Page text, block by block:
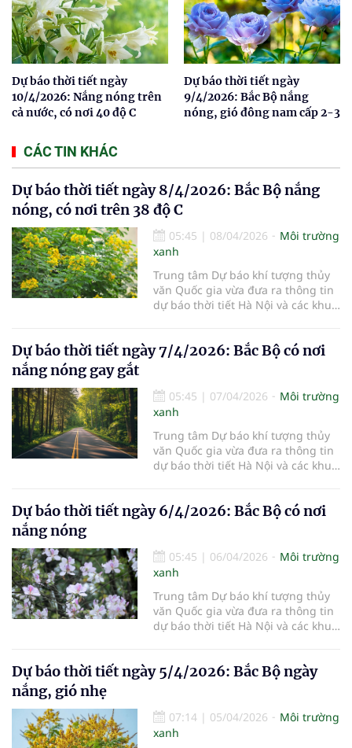
Dự báo thời tiết ngày
10/4/2026: Nắng nóng trên
cả nước, có nơi 40 độ C
Dự báo thời tiết ngày
9/4/2026: Bắc Bộ nắng
nóng, gió đông nam cấp 2-3
CÁC TIN KHÁC
Dự báo thời tiết ngày 8/4/2026: Bắc Bộ nắng
nóng, có nơi trên 38 độ C
05:45 | 08/04/2026
Môi trường
xanh
Trung tâm Dự báo khí tượng thủy
văn Quốc gia vừa đưa ra thông tin
dự báo thời tiết Hà Nội và các khu
Dự báo thời tiết ngày 7/4/2026: Bắc Bộ có nơi
nắng nóng gay gắt
05:45 | 07/04/2026
Môi trường
xanh
Trung tâm Dự báo khí tượng thủy
văn Quốc gia vừa đưa ra thông tin
dự báo thời tiết Hà Nội và các khu
Dự báo thời tiết ngày 6/4/2026: Bắc Bộ có nơi
nắng nóng
05:45 | 06/04/2026
Môi trường
xanh
Trung tâm Dự báo khí tượng thủy
văn Quốc gia vừa đưa ra thông tin
dự báo thời tiết Hà Nội và các khu
Dự báo thời tiết ngày 5/4/2026: Bắc Bộ ngày
nắng, gió nhẹ
07:14 | 05/04/2026
Môi trường
xanh